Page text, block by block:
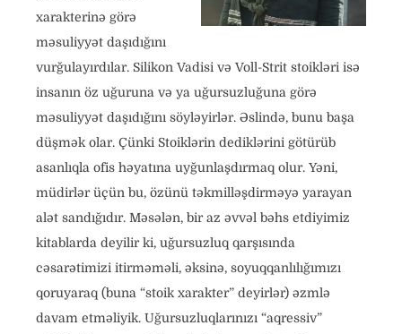
xarakterinə görə
məsuliyyət daşıdığını
vurğulayırdılar. Silikon Vadisi və Voll-Strit stoikləri isə
insanın öz uğuruna və ya uğursuzluğuna görə
məsuliyyət daşıdığını söyləyirlər. Əslində, bunu başa
düşmək olar. Çünki Stoiklərin dediklərini götürüb
asanlıqla ofis həyatına uyğunlaşdırmaq olur. Yəni,
müdirlər üçün bu, özünü təkmilləşdirməyə yarayan
alət sandığıdır. Məsələn, bir az əvvəl bəhs etdiyimiz
kitablarda deyilir ki, uğursuzluq qarşısında
cəsarətimizi itirməməli, əksinə, soyuqqanlılığımızı
qoruyaraq (buna “stoik xarakter” deyirlər) əzmlə
davam etməliyik. Uğursuzluqlarınızı “aqressiv”